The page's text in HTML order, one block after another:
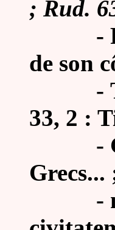
; Rud.
-
de son
-
33, 2 :
-
-